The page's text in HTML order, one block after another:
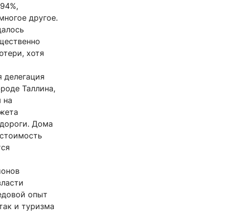
другое.
хотя
делегация
Таллина,
на
Дома
опыт
и туризма